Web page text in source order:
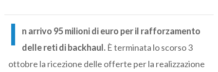
I
n arrivo 95 milioni di euro per il rafforzamento
delle reti di backhaul. È terminata lo scorso 3
ottobre la ricezione delle offerte per la realizzazione